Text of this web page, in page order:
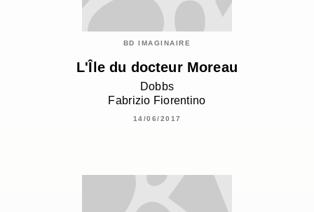
BD IMAGINAIRE
L'Île du docteur Moreau
Dobbs
Fabrizio Fiorentino
14/06/2017